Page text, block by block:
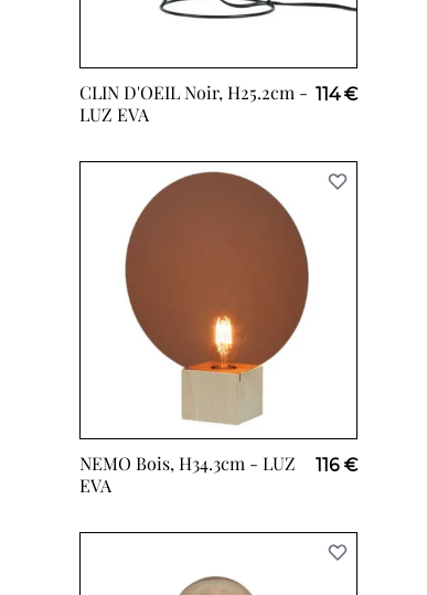
CLIN D'OEIL Noir, H25.2cm -
LUZ EVA
114 €
NEMO Bois, H34.3cm - LUZ
EVA
116 €